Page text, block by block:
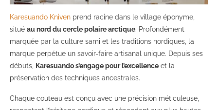
Karesuando Kniven prend racine dans le village éponyme,
situé au nord du cercle polaire arctique. Profondément
marquée par la culture sami et les traditions nordiques, la
marque perpétue un savoir-faire artisanal unique. Depuis ses
débuts,
Karesuando s’engage pour l’excellence et la
préservation des techniques ancestrales.
Chaque couteau est conçu avec une précision méticuleuse,